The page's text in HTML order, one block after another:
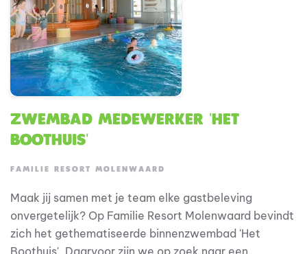
Zwembad medewerker 'Het
Boothuis'
FAMILIE RESORT MOLENWAARD
Maak jij samen met je team elke gastbeleving
onvergetelijk? Op Familie Resort Molenwaard bevindt
zich het gethematiseerde binnenzwembad 'Het
Boothuis'. Daarvoor zijn we op zoek naar een